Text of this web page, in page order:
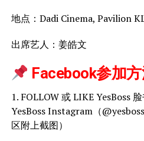
地点：Dadi Cinema, Pavilion
出席艺人：姜皓文
Facebook参加
1. FOLLOW 或 LIKE YesBoss
YesBoss Instagram（
区附上截图）